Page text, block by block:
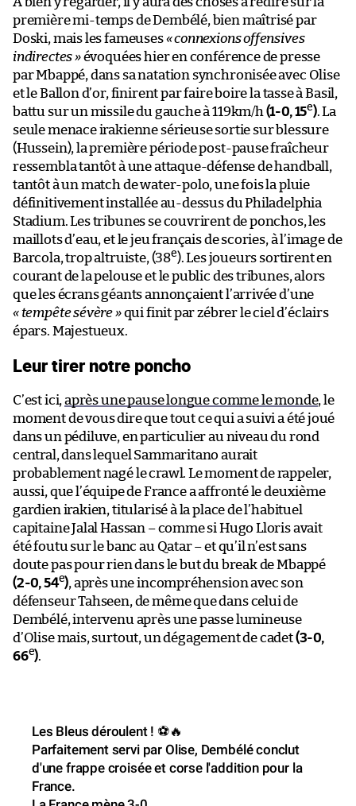
Doski, mais les fameuses« connexions offensives
indirectes »évoquées hier en conférence de presse
par Mbappé, dans sa natation synchronisée avec Olise
et le Ballon d’or, finirent par faire boire la tasse à Basil,
battu sur un missile du gauche à 119km/h(1-0, 15 ). La
seule menace irakienne sérieuse sortie sur blessure
(Hussein), la première période post-pause fraîcheur
ressembla tantôt à une attaque-défense de handball,
tantôt à un match de water-polo, une fois la pluie
définitivement installée au-dessus du Philadelphia
Stadium. Les tribunes se couvrirent de ponchos, les
maillots d’eau, et le jeu français de scories, à l’image de
Barcola, trop altruiste, (38 ). Les joueurs sortirent en
courant de la pelouse et le public des tribunes, alors
que les écrans géants annonçaient l’arrivée d’une
«tempête sévère»qui finit par zébrer le ciel d’éclairs
épars. Majestueux.
Leur tirer notre poncho
après une pause longue comme le monde
moment de vous dire que tout ce qui a suivi a été joué
dans un pédiluve, en particulier au niveau du rond
central, dans lequel Sammaritano aurait
probablement nagé le crawl. Le moment de rappeler,
aussi, que l’équipe de France a affronté le deuxième
gardien irakien, titularisé à la place de l’habituel
capitaine Jalal Hassan – comme si Hugo Lloris avait
été foutu sur le banc au Qatar – et qu’il n’est sans
doute pas pour rien dans le but du break de Mbappé
(2-0, 54 ), après une incompréhension avec son
défenseur Tahseen, de même que dans celui de
Dembélé, intervenu après une passe lumineuse
d’Olise mais, surtout, un dégagement de cadet(3-0,
66 e).
d'une frappe croisée et corse l'addition pour la
France.
La France mène 3-0.
Suivez le match sur M6 et M6+ :